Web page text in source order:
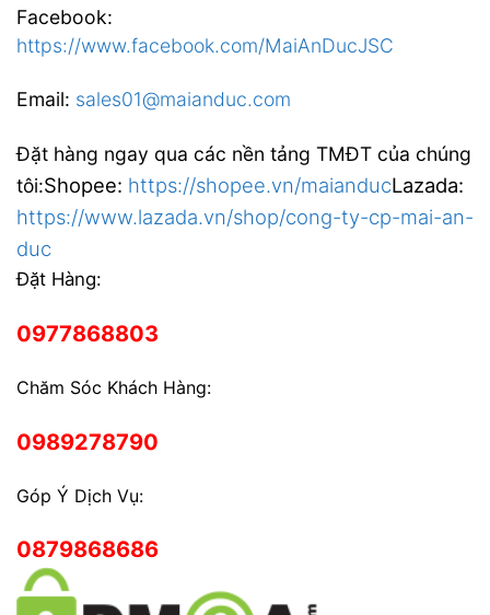
Facebook:
https://www.facebook.com/MaiAnDucJSC
Email: sales01@maianduc.com
Đặt hàng ngay qua các nền tảng TMĐT của chúng
tôi:Shopee: https://shopee.vn/maianducLazada:
https://www.lazada.vn/shop/cong-ty-cp-mai-an-
duc
Đặt Hàng:
0977868803
Chăm Sóc Khách Hàng:
0989278790
Góp Ý Dịch Vụ:
0879868686